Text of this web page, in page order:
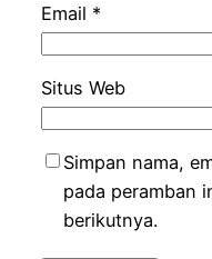
Email *
Situs Web
Simpan nama,
pada peramban
berikutnya.